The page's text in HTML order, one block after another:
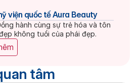
viện quốc tế Aura Beauty
hành cùng sự trẻ hóa và tôn
không tuổi của phái đẹp.
tâm